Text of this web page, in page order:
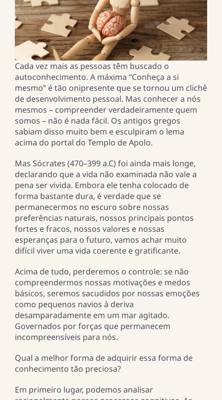
Cada vez mais as pessoas têm buscado o
autoconhecimento. A máxima “Conheça a si
mesmo” é tão onipresente que se tornou um clichê
de desenvolvimento pessoal. Mas conhecer a nós
mesmos – compreender verdadeiramente quem
somos – não é nada fácil. Os antigos gregos
sabiam disso muito bem e esculpiram o lema
acima do portal do Templo de Apolo.
Mas Sócrates (470–399 a.C) foi ainda mais longe,
declarando que a vida não examinada não vale a
pena ser vivida. Embora ele tenha colocado de
forma bastante dura, é verdade que se
permanecermos no escuro sobre nossas
preferências naturais, nossos principais pontos
fortes e fracos, nossos valores e nossas
esperanças para o futuro, vamos achar muito
difícil viver uma vida coerente e gratificante.
Acima de tudo, perderemos o controle: se não
compreendermos nossas motivações e medos
básicos, seremos sacudidos por nossas emoções
como pequenos navios à deriva
desamparadamente em um mar agitado.
Governados por forças que permanecem
incompreensíveis para nós.
Qual a melhor forma de adquirir essa forma de
conhecimento tão preciosa?
Em primeiro lugar, podemos analisar